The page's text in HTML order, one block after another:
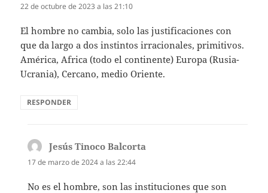
22 de octubre de 2023 a las 21:10
El hombre no cambia, solo las justificaciones con
que da largo a dos instintos irracionales, primitivos.
América, Africa (todo el continente) Europa (Rusia-
Ucrania), Cercano, medio Oriente.
RESPONDER
Jesús Tinoco Balcorta
17 de marzo de 2024 a las 22:44
No es el hombre, son las instituciones que son